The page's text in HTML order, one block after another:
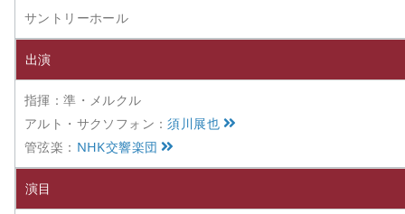
サントリーホール
出演
指揮：準・メルクル
アルト・サクソフォン：須川展也
管弦楽： NHK交響楽団
演目